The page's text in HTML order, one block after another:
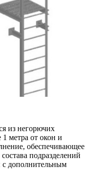
из негорючих
метра от окон и
обеспечивающее
подразделений
дополнительным